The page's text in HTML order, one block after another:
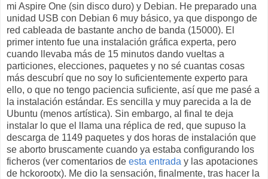
mi Aspire One (sin disco duro) y Debian. He preparado una
unidad USB con Debian 6 muy básico, ya que dispongo de
red cableada de bastante ancho de banda (15000). El
primer intento fue una instalación gráfica experta, pero
cuando llevaba más de 15 minutos dando vueltas a
particiones, elecciones, paquetes y no sé cuantas cosas
más descubrí que no soy lo suficientemente experto para
ello, o que no tengo paciencia suficiente, así que me pasé a
la instalación estándar. Es sencilla y muy parecida a la de
Ubuntu (menos artística). Sin embargo, al final te deja
instalar lo que el llama una réplica de red, que supuso la
descarga de 1149 paquetes y dos horas de instalación que
se aborto bruscamente cuando ya estaba configurando los
ficheros (ver comentarios de esta entrada y las apotaciones
de hckorootx). Me dio la sensación, finalmente, tras hacer la